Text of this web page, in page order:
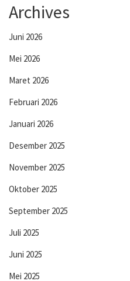
Archives
Juni 2026
Mei 2026
Maret 2026
Februari 2026
Januari 2026
Desember 2025
November 2025
Oktober 2025
September 2025
Juli 2025
Juni 2025
Mei 2025